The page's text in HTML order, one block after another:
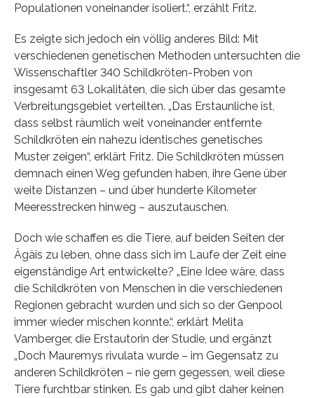
Populationen voneinander isoliert.“, erzählt Fritz.
Es zeigte sich jedoch ein völlig anderes Bild: Mit
verschiedenen genetischen Methoden untersuchten die
Wissenschaftler 340 Schildkröten-Proben von
insgesamt 63 Lokalitäten, die sich über das gesamte
Verbreitungsgebiet verteilten. „Das Erstaunliche ist,
dass selbst räumlich weit voneinander entfernte
Schildkröten ein nahezu identisches genetisches
Muster zeigen“, erklärt Fritz. Die Schildkröten müssen
demnach einen Weg gefunden haben, ihre Gene über
weite Distanzen – und über hunderte Kilometer
Meeresstrecken hinweg – auszutauschen.
Doch wie schaffen es die Tiere, auf beiden Seiten der
Ägäis zu leben, ohne dass sich im Laufe der Zeit eine
eigenständige Art entwickelte? „Eine Idee wäre, dass
die Schildkröten von Menschen in die verschiedenen
Regionen gebracht wurden und sich so der Genpool
immer wieder mischen konnte.“, erklärt Melita
Vamberger, die Erstautorin der Studie, und ergänzt
„Doch Mauremys rivulata wurde – im Gegensatz zu
anderen Schildkröten – nie gern gegessen, weil diese
Tiere furchtbar stinken. Es gab und gibt daher keinen